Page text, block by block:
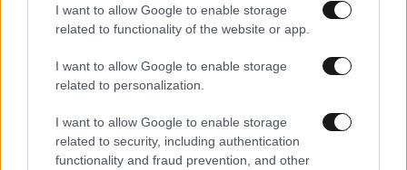
I want to allow Google to enable storage
related to functionality of the website or app.
I want to allow Google to enable storage
related to personalization.
I want to allow Google to enable storage
related to security, including authentication
functionality and fraud prevention, and other
την προσωπική του ζωή: «Δεν αποτελεί
αντικείμενο δημόσιας συζήτησης»